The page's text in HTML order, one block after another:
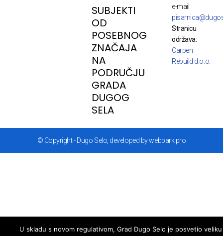
SUBJEKTI
OD
POSEBNOG
ZNAČAJA
NA
PODRUČJU
GRADA
DUGOG
SELA
e-mail:
Stranicu
održava:
Carpen
Rebuild d.o.o.
© Copyright - Dugo Selo, developed by webpark.pro
U skladu s novom regulativom, Grad Dugo Selo je posvetio veliku